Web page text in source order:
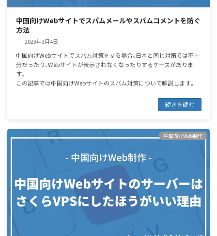
中国向けWebサイトでスパムメールやスパムコメントを防ぐ
方法
2023年3月4日
中国向けWebサイトでスパム対策をする場合、日本と同じ対策では不十
分だったり、Webサイトが表示されなくなったりするケースがありま
す。
この記事では中国向けWebサイトのスパム対策について解説します。
続きを読む
中国向けWeb制作